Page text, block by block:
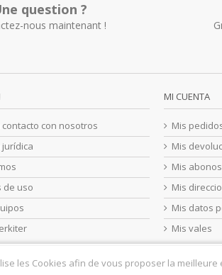
question ?
nous maintenant !
con nosotros
de uso
MI CUENTA
Mis
Mis
Mis abonos
Mis
Mis datos
Mis vales
les Cookies afin de vous proposer la